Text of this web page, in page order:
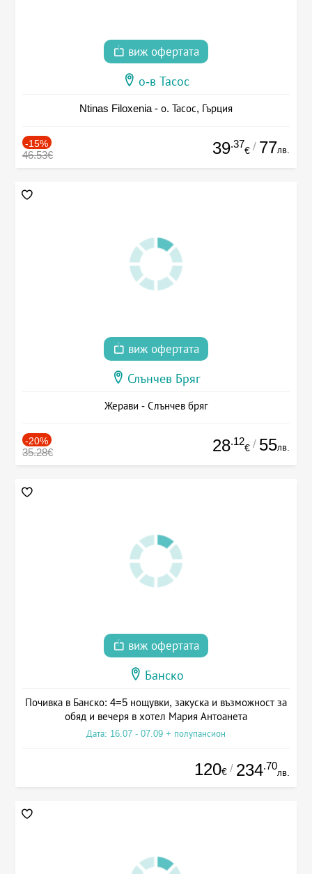
виж офертата
о-в Тасос
Ntinas Filoxenia - о. Тасос, Гърция
-15%
46.53€ 39.37
€ / 77лв.
виж офертата
Слънчев Бряг
Жерави - Слънчев бряг
-20%
35.28€ 28.12
€ / 55лв.
виж офертата
Банско
Почивка в Банско: 4=5 нощувки, закуска и възможност за
обяд и вечеря в хотел Мария Антоанета
Дата: 16.07 - 07.09 + полупансион
120€ / 234.70
лв.